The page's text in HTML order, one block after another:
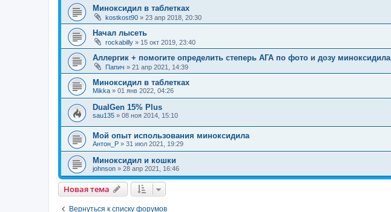
Миноксидил в таблетках
kostkost90 » 23 апр 2018, 20:30
Начал лысеть
rockabilly » 15 окт 2019, 23:40
Аллергик + помогите определить степерь АГА по фото и дозу миноксидила
Папич » 21 апр 2021, 14:39
Миноксидил в таблетках
Mikka » 01 янв 2022, 04:26
DualGen 15% Plus
sau135 » 08 ноя 2014, 15:10
Мой опыт использования миноксидила
Антон_Р » 31 июл 2021, 19:29
Миноксидил и кошки
johnson » 28 апр 2021, 16:46
Новая тема
Вернуться к списку форумов